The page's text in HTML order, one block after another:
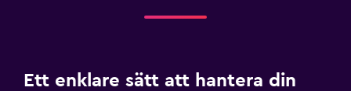
Ett enklare sätt att hantera din